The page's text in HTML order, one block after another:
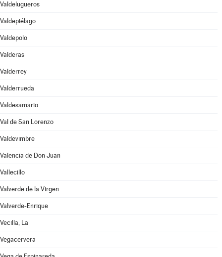
Valdelugueros
Valdepiélago
Valdepolo
Valderas
Valderrey
Valderrueda
Valdesamario
Val de San Lorenzo
Valdevimbre
Valencia de Don Juan
Vallecillo
Valverde de la Virgen
Valverde-Enrique
Vecilla, La
Vegacervera